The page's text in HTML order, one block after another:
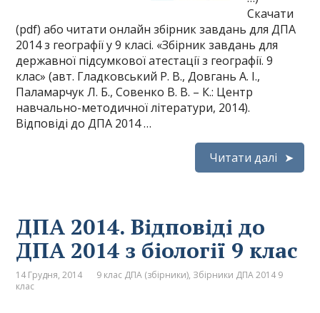
Скачати
(pdf) або читати онлайн збірник завдань для ДПА
2014 з географії у 9 класі. «Збірник завдань для
державної підсумкової атестації з географії. 9
клас» (авт. Гладковський Р. В., Довгань А. І.,
Паламарчук Л. Б., Совенко В. В. – К.: Центр
навчально-методичної літератури, 2014).
Відповіді до ДПА 2014 …
Читати далі
ДПА 2014. Відповіді до
ДПА 2014 з біології 9 клас
14 Грудня, 2014 9 клас ДПА (збірники), Збірники ДПА 2014 9
клас